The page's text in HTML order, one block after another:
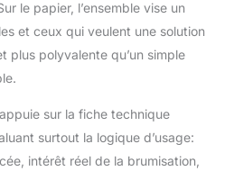
le papier, l’ensemble vise un
et ceux qui veulent une solution
plus polyvalente qu’un simple
sur la fiche technique
surtout la logique d’usage:
intérêt réel de la brumisation,